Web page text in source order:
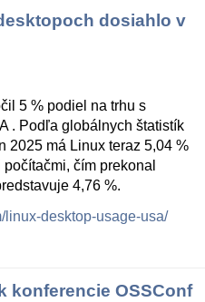
dosiahlo v
5 % podiel na trhu s
. Podľa globálnych štatistík
2025 má Linux teraz 5,04 %
čím prekonal
4,76 %.
linux-desktop-usage-usa/
konferencie OSSConf